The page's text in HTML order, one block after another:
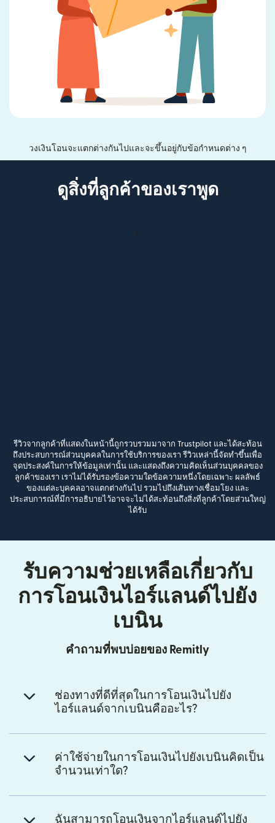
วงเงินโอนจะแตกต่างกันไปและจะขึ้นอยู่กับข้อกำหนดต่าง ๆ
ดูสิ่งที่ลูกค้าของเราพูด
รีวิวจากลูกค้าที่แสดงในหน้านี้ถูกรวบรวมมาจาก Trustpilot และได้สะท้อน
ถึงประสบการณ์ส่วนบุคคลในการใช้บริการของเรา รีวิวเหล่านี้จัดทำขึ้นเพื่อ
จุดประสงค์ในการให้ข้อมูลเท่านั้น และแสดงถึงความคิดเห็นส่วนบุคคลของ
ลูกค้าของเรา เราไม่ได้รับรองข้อความใดข้อความหนึ่งโดยเฉพาะ ผลลัพธ์
ของแต่ละบุคคลอาจแตกต่างกันไป รวมไปถึงเส้นทางเชื่อมโยง และ
ประสบการณ์ที่มีการอธิบายไว้อาจจะไม่ได้สะท้อนถึงสิ่งที่ลูกค้าโดยส่วนใหญ่
ได้รับ
รับความช่วยเหลือเกี่ยวกับ
การโอนเงินไอร์แลนด์ไปยัง
เบนิน
คำถามที่พบบ่อยของ Remitly
ช่องทางที่ดีที่สุดในการโอนเงินไปยัง
ไอร์แลนด์จากเบนินคืออะไร?
ค่าใช้จ่ายในการโอนเงินไปยังเบนินคิดเป็น
จำนวนเท่าใด?
ฉันสามารถโอนเงินจากไอร์แลนด์ไปยัง